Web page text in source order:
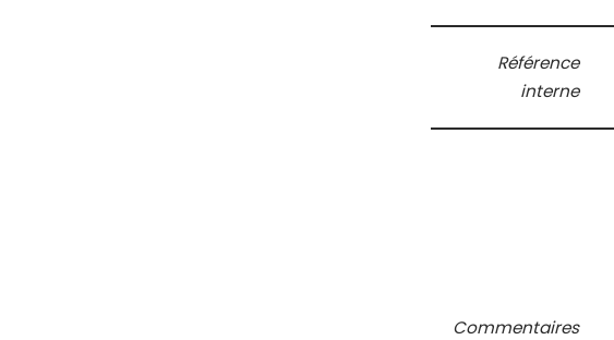
Référence
interne
Commentaires